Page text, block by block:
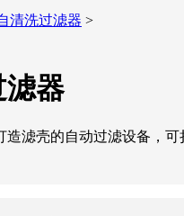
清洗过滤器 >
滤器
滤壳的自动过滤设备，